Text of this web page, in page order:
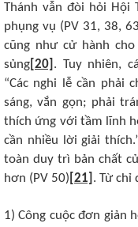
Thánh vẫn đòi hỏi Hội
phụng vụ (PV 31, 38,
cũng như cử hành
sủng [20] . Tuy nhiên,
“Các nghi lễ cần phải
sáng, vắn gọn; phải
thích ứng với tầm lĩnh
cần nhiều lời giải
toàn duy trì bản chất
hơn (PV 50) [21] . Từ chỉ
1) Công cuộc đơn giản